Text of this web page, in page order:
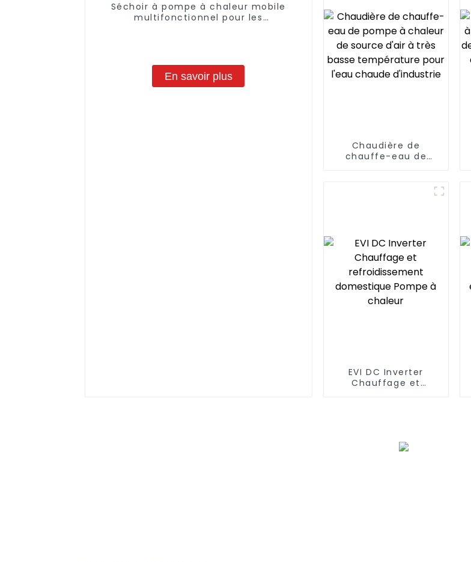
Séchoir à pompe à chaleur mobile
multifonctionnel pour les
En savoir plus
Chaudière de
chauffe-eau de
basse température
EVI DC Inverter
Chauffage et